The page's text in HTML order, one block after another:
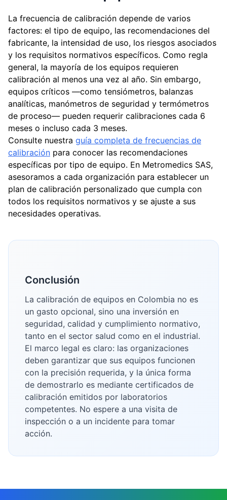
La frecuencia de calibración depende de varios
factores: el tipo de equipo, las recomendaciones del
fabricante, la intensidad de uso, los riesgos asociados
y los requisitos normativos específicos. Como regla
general, la mayoría de los equipos requieren
calibración al menos una vez al año. Sin embargo,
equipos críticos —como tensiómetros, balanzas
analíticas, manómetros de seguridad y termómetros
de proceso— pueden requerir calibraciones cada 6
meses o incluso cada 3 meses.
Consulte nuestra guía completa de frecuencias de
calibración para conocer las recomendaciones
específicas por tipo de equipo. En Metromedics SAS,
asesoramos a cada organización para establecer un
plan de calibración personalizado que cumpla con
todos los requisitos normativos y se ajuste a sus
necesidades operativas.
Conclusión
La calibración de equipos en Colombia no es
un gasto opcional, sino una inversión en
seguridad, calidad y cumplimiento normativo,
tanto en el sector salud como en el industrial.
El marco legal es claro: las organizaciones
deben garantizar que sus equipos funcionen
con la precisión requerida, y la única forma
de demostrarlo es mediante certificados de
calibración emitidos por laboratorios
competentes. No espere a una visita de
inspección o a un incidente para tomar
acción.